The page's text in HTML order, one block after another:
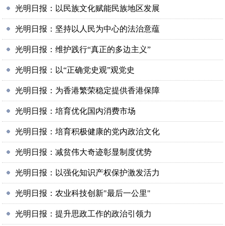
光明日报：以民族文化赋能民族地区发展
光明日报：坚持以人民为中心的法治意蕴
光明日报：维护践行“真正的多边主义”
光明日报：以“正确党史观”观党史
光明日报：为香港繁荣稳定提供香港保障
光明日报：培育优化国内消费市场
光明日报：培育积极健康的党内政治文化
光明日报：减贫伟大奇迹彰显制度优势
光明日报：以强化知识产权保护激发活力
光明日报：农业科技创新"最后一公里"
光明日报：提升思政工作的政治引领力